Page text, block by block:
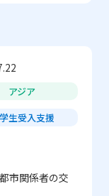
アジア
生受入支援
市関係者の交